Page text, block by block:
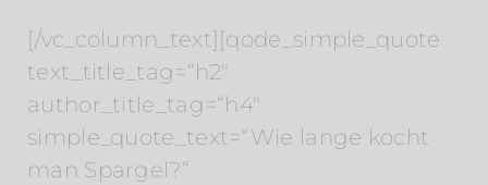
[/vc_column_text][qode_simple_quote
text_title_tag=“h2″
author_title_tag=“h4″
simple_quote_text=“Wie lange kocht
man Spargel?“